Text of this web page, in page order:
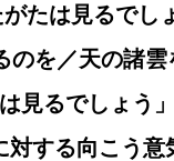
たは見るで
のを／天の諸雲
見るでしょう
する向こう意